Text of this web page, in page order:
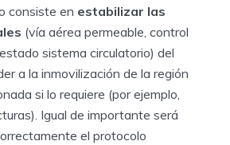
consiste en estabilizar las
(vía aérea permeable, control
sistema circulatorio) del
a la inmovilización de la región
si lo requiere (por ejemplo,
Igual de importante será
el protocolo